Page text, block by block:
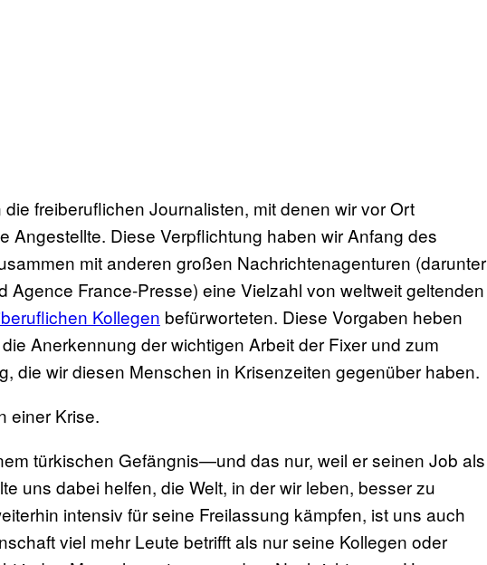
freiberuflichen Journalisten, mit denen wir vor Ort
Angestellte. Diese Verpflichtung haben wir Anfang des
mit anderen großen Nachrichtenagenturen (darunter
Agence France-Presse) eine Vielzahl von weltweit geltenden
Kollegen befürworteten. Diese Vorgaben heben
Anerkennung der wichtigen Arbeit der Fixer und zum
die wir diesen Menschen in Krisenzeiten gegenüber haben.
einer Krise.
türkischen Gefängnis—und das nur, weil er seinen Job als
uns dabei helfen, die Welt, in der wir leben, besser zu
intensiv für seine Freilassung kämpfen, ist uns auch
viel mehr Leute betrifft als nur seine Kollegen oder